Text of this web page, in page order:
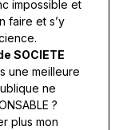
impossible et
faire et s’y
SOCIETE
une meilleure
ne
?
plus mon